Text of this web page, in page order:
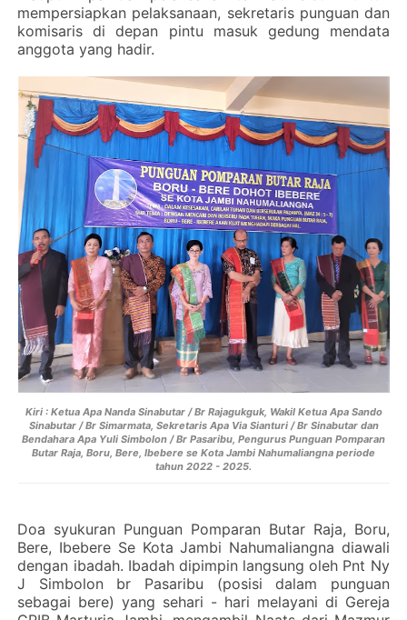
mempersiapkan pelaksanaan, sekretaris punguan dan
komisaris di depan pintu masuk gedung mendata
anggota yang hadir.
Kiri : Ketua Apa Nanda Sinabutar / Br Rajagukguk, Wakil Ketua Apa Sando
Sinabutar / Br Simarmata, Sekretaris Apa Via Sianturi / Br Sinabutar dan
Bendahara Apa Yuli Simbolon / Br Pasaribu, Pengurus Punguan Pomparan
Butar Raja, Boru, Bere, Ibebere se Kota Jambi Nahumaliangna periode
tahun 2022 - 2025.
Doa syukuran Punguan Pomparan Butar Raja, Boru,
Bere, Ibebere Se Kota Jambi Nahumaliangna diawali
dengan ibadah. Ibadah dipimpin langsung oleh Pnt Ny
J Simbolon br Pasaribu (posisi dalam punguan
sebagai bere) yang sehari - hari melayani di Gereja